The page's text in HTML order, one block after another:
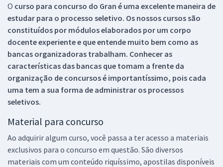
O curso para concurso do Gran é uma excelente maneira de
estudar para o processo seletivo. Os nossos cursos são
constituídos por módulos elaborados por um corpo
docente experiente e que entende muito bem como as
bancas organizadoras trabalham. Conhecer as
características das bancas que tomam a frente da
organização de concursos é importantíssimo, pois cada
uma tem a sua forma de administrar os processos
seletivos.
Material para concurso
Ao adquirir algum curso, você passa a ter acesso a materiais
exclusivos para o concurso em questão. São diversos
materiais com um conteúdo riquíssimo, apostilas disponíveis